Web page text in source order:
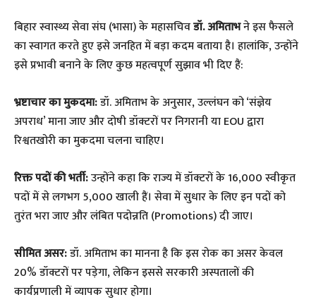
​बिहार स्वास्थ्य सेवा संघ (भासा) के महासचिवडॉ. अमिताभने इस फैसले
का स्वागत करते हुए इसे जनहित में बड़ा कदम बताया है। हालांकि, उन्होंने
इसे प्रभावी बनाने के लिए कुछ महत्वपूर्ण सुझाव भी दिए हैं:
भ्रष्टाचार का मुकदमा:डॉ. अमिताभ के अनुसार, उल्लंघन को ‘संज्ञेय
अपराध’ माना जाए और दोषी डॉक्टरों पर निगरानी या EOU द्वारा
रिश्वतखोरी का मुकदमा चलना चाहिए।
रिक्त पदों की भर्ती:उन्होंने कहा कि राज्य में डॉक्टरों के 16,000 स्वीकृत
पदों में से लगभग 5,000 खाली हैं। सेवा में सुधार के लिए इन पदों को
तुरंत भरा जाए और लंबित पदोन्नति (Promotions) दी जाए।
सीमित असर:डॉ. अमिताभ का मानना है कि इस रोक का असर केवल
20% डॉक्टरों पर पड़ेगा, लेकिन इससे सरकारी अस्पतालों की
कार्यप्रणाली में व्यापक सुधार होगा।